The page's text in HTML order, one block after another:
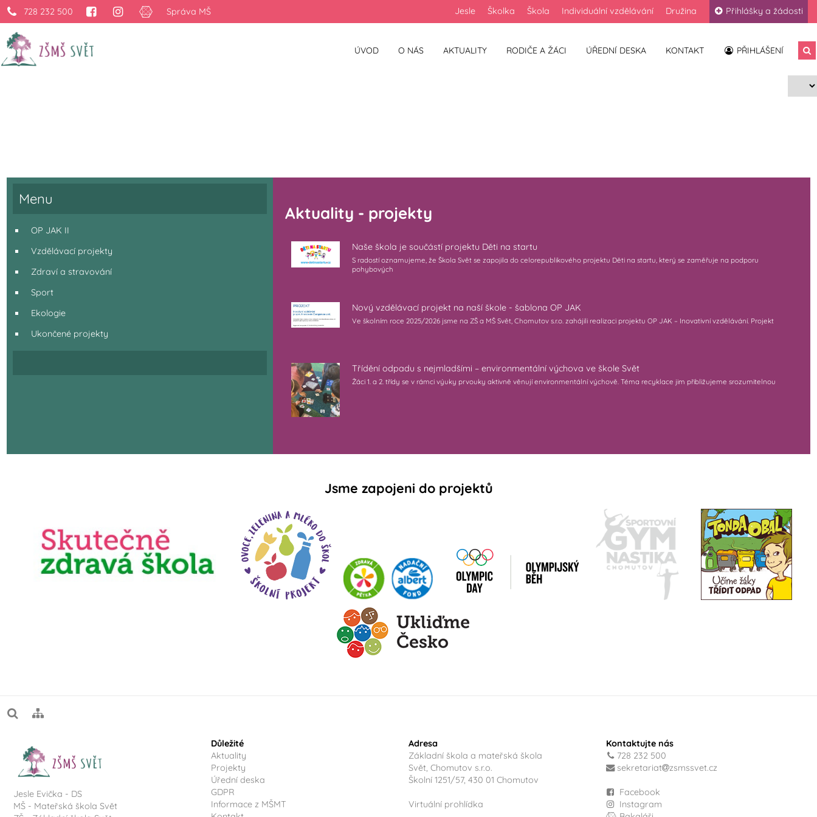
ÚVOD O NÁS AKTUALITY RODIČE A ŽÁCI ÚŘEDNÍ DESKA KONTAKT PŘIHLÁŠENÍ
728 232 500 Správa MŠ Jesle Školka Škola Individuální vzdělávání Družina Přihlášky a žádosti
Menu
OP JAK II
Vzdělávací projekty
Zdraví a stravování
Sport
Ekologie
Ukončené projekty
Aktuality - projekty
Naše škola je součástí projektu Děti na startu
S radostí oznamujeme, že Škola Svět se zapojila do celorepublikového projektu Děti na startu, který se zaměřuje na podporu
pohybových
Nový vzdělávací projekt na naší škole - šablona OP JAK
Ve školním roce 2025/2026 jsme na ZŠ a MŠ Svět, Chomutov s.r.o. zahájili realizaci projektu OP JAK – Inovativní vzdělávání. Projekt
Třídění odpadu s nejmladšími – environmentální výchova ve škole Svět
Žáci 1. a 2. třídy se v rámci výuky prvouky aktivně věnují environmentální výchově. Téma recyklace jim přibližujeme srozumitelnou
Jsme zapojeni do projektů
Jesle Evička - DS
MŠ - Mateřská škola Svět
Důležité
Aktuality
Projekty
Úřední deska
GDPR
Informace z MŠMT
Adresa
Základní škola a mateřská škola
Svět, Chomutov s.r.o.
Školní 1251/57, 430 01 Chomutov
Virtuální prohlídka
Kontaktujte nás
728 232 500
sekretariat
zsmssvet.cz
Facebook
Instagram